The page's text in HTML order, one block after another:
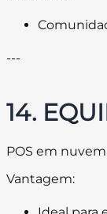
---
14.
POS em
Vantagem: